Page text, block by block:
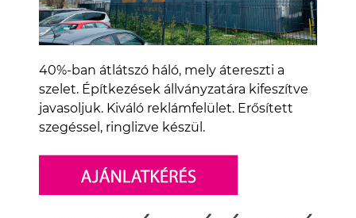
40%-ban átlátszó háló, mely átereszti a
szelet. Építkezések állványzatára kifeszítve
javasoljuk. Kiváló reklámfelület. Erősített
szegéssel, ringlizve készül.